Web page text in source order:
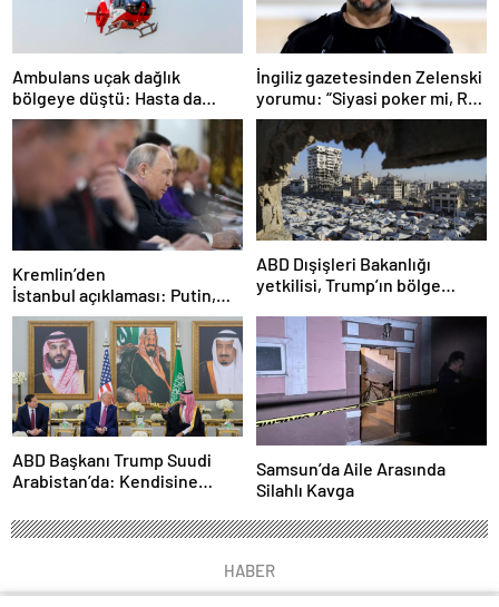
Ambulans uçak dağlık
bölgeye düştü: Hasta da
doktor da öldü
İngiliz gazetesinden Zelenski
yorumu: “Siyasi poker mi, Rus
ruleti mi?”
Kremlin’den
İstanbul açıklaması: Putin,
zirveye katılacak mı?
ABD Dışişleri Bakanlığı
yetkilisi, Trump’ın bölge
ateşkesin gündemde
olacağını söyledi
ABD Başkanı Trump Suudi
Arabistan’da: Kendisine
Samsun’da Aile Arasında
Silahlı Kavga
HABER